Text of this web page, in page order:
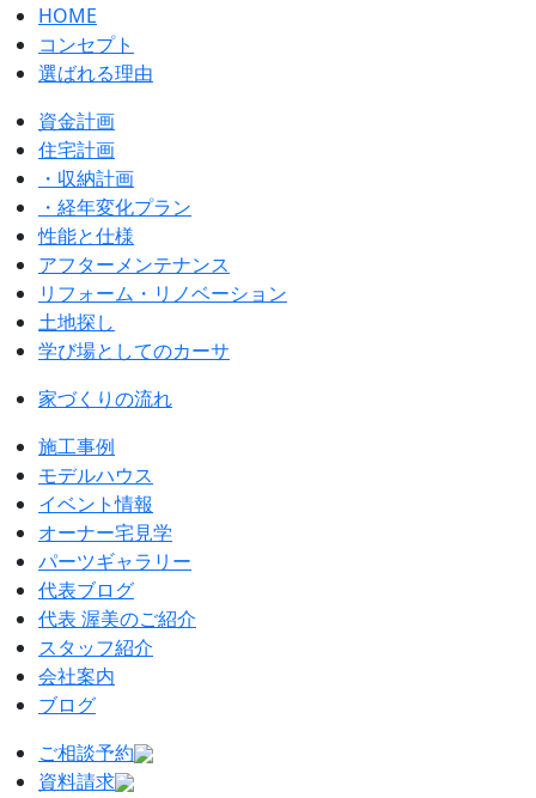
HOME
コンセプト
選ばれる理由
資金計画
住宅計画
・収納計画
・経年変化プラン
性能と仕様
アフターメンテナンス
リフォーム・リノベーション
土地探し
学び場としてのカーサ
家づくりの流れ
施工事例
モデルハウス
イベント情報
オーナー宅見学
パーツギャラリー
代表ブログ
代表 渥美のご紹介
スタッフ紹介
会社案内
ブログ
ご相談予約
資料請求